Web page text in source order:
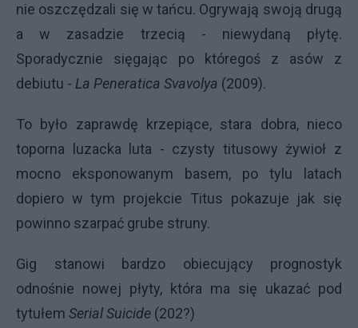
nie oszczędzali się w tańcu. Ogrywają swoją drugą
a w zasadzie trzecią - niewydaną płytę.
Sporadycznie sięgając po któregoś z asów z
debiutu - La Peneratica Svavolya (2009).
To było zaprawdę krzepiące, stara dobra, nieco
toporna luzacka luta - czysty titusowy żywioł z
mocno eksponowanym basem, po tylu latach
dopiero w tym projekcie Titus pokazuje jak się
powinno szarpać grube struny.
Gig stanowi bardzo obiecujący prognostyk
odnośnie nowej płyty, która ma się ukazać pod
tytułem Serial Suicide (202?)